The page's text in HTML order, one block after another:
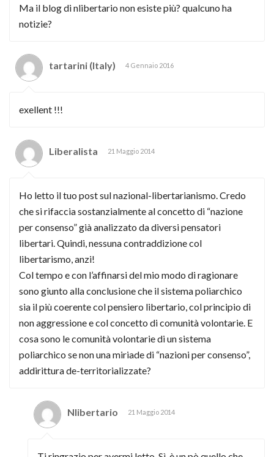
Ma il blog di nlibertario non esiste più? qualcuno ha
notizie?
tartarini (Italy) 4 Gennaio 2016
exellent !!!
Liberalista 21 Maggio 2014
Ho letto il tuo post sul nazional-libertarianismo. Credo
che si rifaccia sostanzialmente al concetto di “nazione
per consenso” già analizzato da diversi pensatori
libertari. Quindi, nessuna contraddizione col
libertarismo, anzi!
Col tempo e con l’affinarsi del mio modo di ragionare
sono giunto alla conclusione che il sistema poliarchico
sia il più coerente col pensiero libertario, col principio di
non aggressione e col concetto di comunità volontarie. E
cosa sono le comunità volontarie di un sistema
poliarchico se non una miriade di “nazioni per consenso”,
addirittura de-territorializzate?
Nlibertario 21 Maggio 2014